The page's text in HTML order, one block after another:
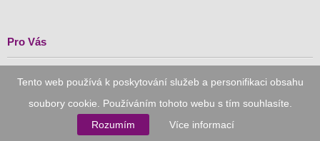
Tento web používá k poskytování služeb a personifikaci obsahu
soubory cookie. Používáním tohoto webu s tím souhlasíte.
Rozumím
Více informací
Pro Vás
Vykupto na Facebooku
Důvěryhodný nákup